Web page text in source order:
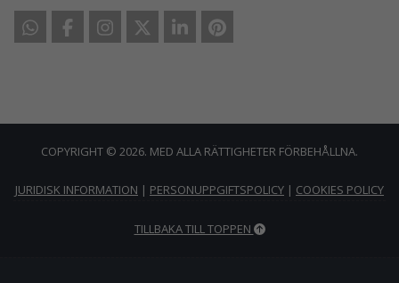
COPYRIGHT © 2026. MED ALLA RÄTTIGHETER FÖRBEHÅLLNA.
JURIDISK INFORMATION | PERSONUPPGIFTSPOLICY | COOKIES POLICY
TILLBAKA TILL TOPPEN